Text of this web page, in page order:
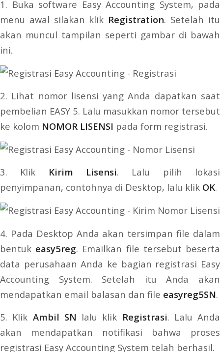
1. Buka software Easy Accounting System, pada
menu awal silakan klik Registration. Setelah itu
akan muncul tampilan seperti gambar di bawah
ini.
2. Lihat nomor lisensi yang Anda dapatkan saat
pembelian EASY 5. Lalu masukkan nomor tersebut
ke kolom NOMOR LISENSI pada form registrasi.
3. Klik Kirim Lisensi. Lalu pilih lokasi
penyimpanan, contohnya di Desktop, lalu klik OK.
4. Pada Desktop Anda akan tersimpan file dalam
bentuk easy5reg. Emailkan file tersebut beserta
data perusahaan Anda ke bagian registrasi Easy
Accounting System. Setelah itu Anda akan
mendapatkan email balasan dan file easyreg5SN.
5. Klik Ambil SN lalu klik Registrasi. Lalu Anda
akan mendapatkan notifikasi bahwa proses
registrasi Easy Accounting System telah berhasil.